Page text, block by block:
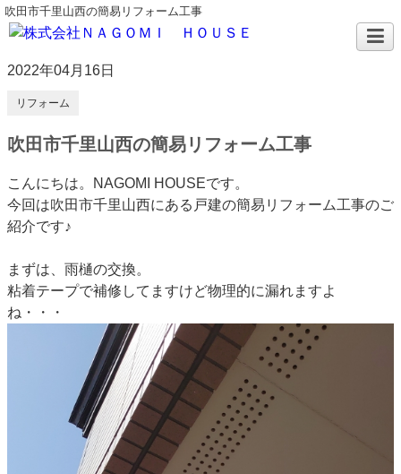
吹田市千里山西の簡易リフォーム工事
2022年04月16日
リフォーム
吹田市千里山西の簡易リフォーム工事
こんにちは。NAGOMI HOUSEです。
今回は吹田市千里山西にある戸建の簡易リフォーム工事のご
紹介です♪
まずは、雨樋の交換。
粘着テープで補修してますけど物理的に漏れますよ
ね・・・